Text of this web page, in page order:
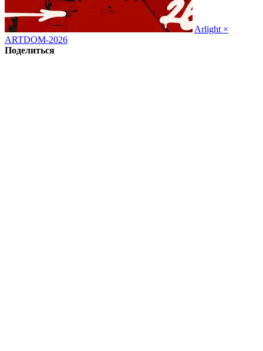
Arlight ×
ARTDOM-2026
Поделиться